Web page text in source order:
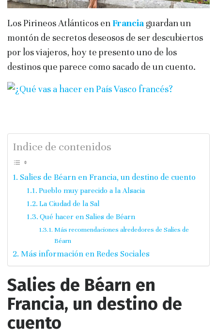
Los Pirineos Atlánticos en Francia guardan un
montón de secretos deseosos de ser descubiertos
por los viajeros, hoy te presento uno de los
destinos que parece como sacado de un cuento.
Indice de contenidos
Salies de Béarn en Francia, un destino de cuento
Pueblo muy parecido a la Alsacia
La Ciudad de la Sal
Qué hacer en Salies de Béarn
Más recomendaciones alrededores de Salies de
Béarn
Más información en Redes Sociales
Salies de Béarn en
Francia, un destino de
cuento